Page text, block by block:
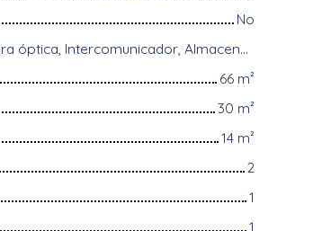
No
Acceso para discapacitados, Fibra óptica, Intercomunicador, Almacenamiento de bicicletas, Videófono, Persianas eléctricas
66 m²
30 m²
14 m²
2
1
1